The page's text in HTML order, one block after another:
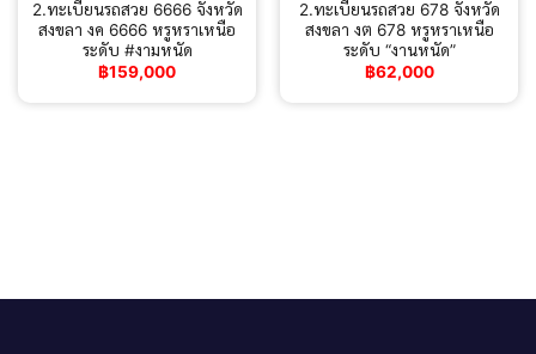
2.ทะเบียนรถสวย 6666 จังหวัด
สงขลา งค 6666 หรูหราเหนือ
ระดับ #งามหนัด
฿159,000
2.ทะเบียนรถสวย 678 จังหวัด
สงขลา งต 678 หรูหราเหนือ
ระดับ “งานหนัด”
฿62,000